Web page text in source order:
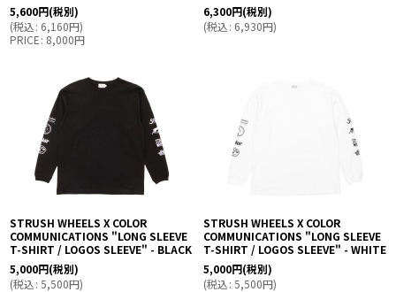
5,600円(税別)
(税込: 6,160円)
PRICE: 8,000円
6,300円(税別)
(税込: 6,930円)
STRUSH WHEELS X COLOR
COMMUNICATIONS "LONG SLEEVE
T-SHIRT / LOGOS SLEEVE" - BLACK
5,000円(税別)
(税込: 5,500円)
STRUSH WHEELS X COLOR
COMMUNICATIONS "LONG SLEEVE
T-SHIRT / LOGOS SLEEVE" - WHITE
5,000円(税別)
(税込: 5,500円)